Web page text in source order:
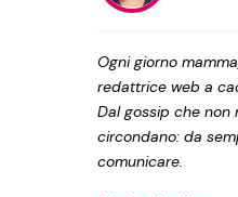
Privacy Policy
Ogni giorno
redattrice web a
Dal gossip che non
circondano: da
comunicare.